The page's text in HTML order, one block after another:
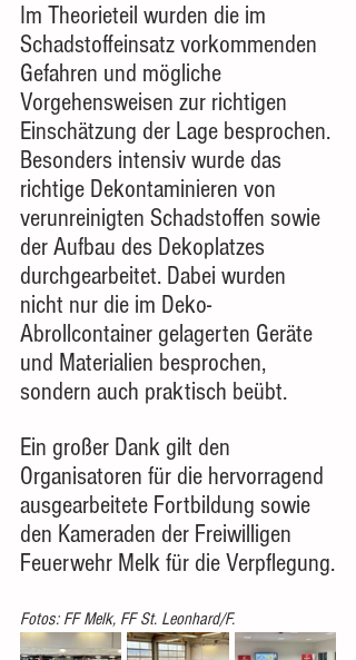
Im Theorieteil wurden die im
Schadstoffeinsatz vorkommenden
Gefahren und mögliche
Vorgehensweisen zur richtigen
Einschätzung der Lage besprochen.
Besonders intensiv wurde das
richtige Dekontaminieren von
verunreinigten Schadstoffen sowie
der Aufbau des Dekoplatzes
durchgearbeitet. Dabei wurden
nicht nur die im Deko-
Abrollcontainer gelagerten Geräte
und Materialien besprochen,
sondern auch praktisch beübt.
Ein großer Dank gilt den
Organisatoren für die hervorragend
ausgearbeitete Fortbildung sowie
den Kameraden der Freiwilligen
Feuerwehr Melk für die Verpflegung.
Fotos: FF Melk, FF St. Leonhard/F.